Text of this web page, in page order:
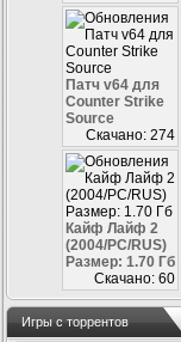
Патч v64 для
Counter Strike
Source
Скачано: 274
Кайф Лайф 2
(2004/PC/RUS)
Размер: 1.70 Гб
Скачано: 60
Игры с торрентов